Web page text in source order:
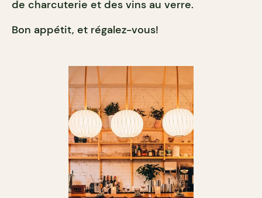
de charcuterie et des vins au verre.
Bon appétit, et régalez-vous!